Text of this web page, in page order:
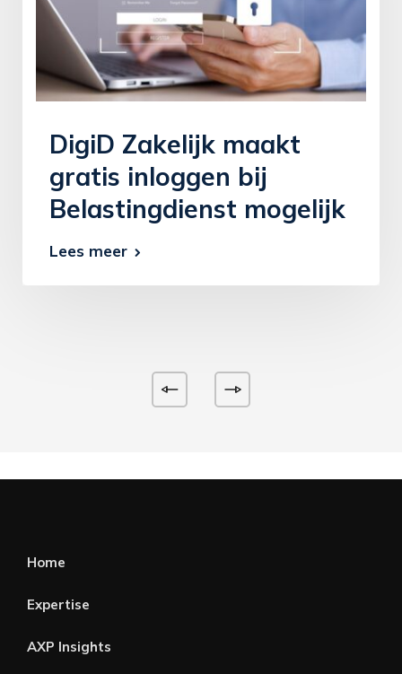
DigiD Zakelijk maakt
gratis inloggen bij
Belastingdienst mogelijk
Lees meer
Home
Expertise
AXP Insights